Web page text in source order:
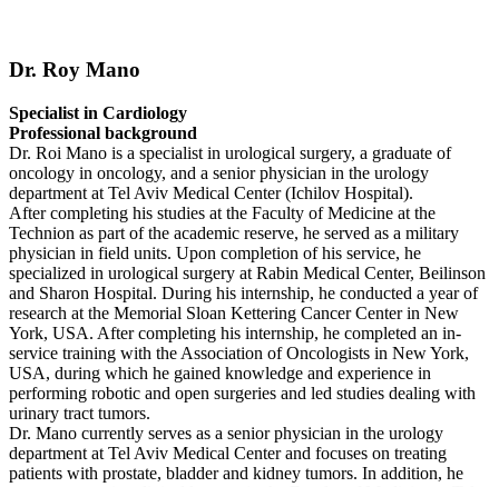
Dr. Roy Mano
Specialist in Cardiology
Professional background
Dr. Roi Mano is a specialist in urological surgery, a graduate of
oncology in oncology, and a senior physician in the urology
department at Tel Aviv Medical Center (Ichilov Hospital).
After completing his studies at the Faculty of Medicine at the
Technion as part of the academic reserve, he served as a military
physician in field units. Upon completion of his service, he
specialized in urological surgery at Rabin Medical Center, Beilinson
and Sharon Hospital. During his internship, he conducted a year of
research at the Memorial Sloan Kettering Cancer Center in New
York, USA. After completing his internship, he completed an in-
service training with the Association of Oncologists in New York,
USA, during which he gained knowledge and experience in
performing robotic and open surgeries and led studies dealing with
urinary tract tumors.
Dr. Mano currently serves as a senior physician in the urology
department at Tel Aviv Medical Center and focuses on treating
patients with prostate, bladder and kidney tumors. In addition, he